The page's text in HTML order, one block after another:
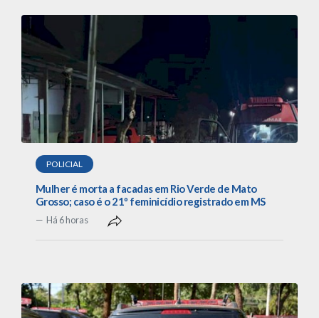
POLICIAL
Mulher é morta a facadas em Rio Verde de Mato
Grosso; caso é o 21º feminicídio registrado em MS
Há 6 horas